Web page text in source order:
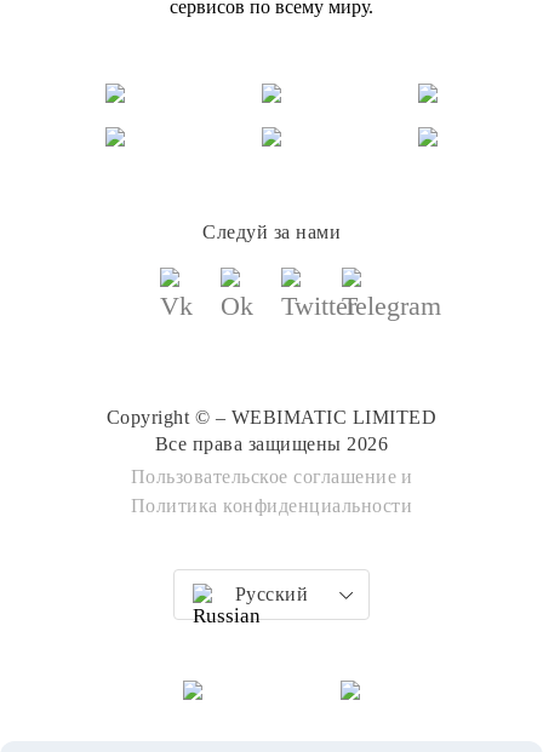
сервисов по всему миру.
Следуй за нами
Copyright © – WEBIMATIC LIMITED
Все права защищены 2026
Пользовательское соглашение и
Политика конфиденциальности
Русский